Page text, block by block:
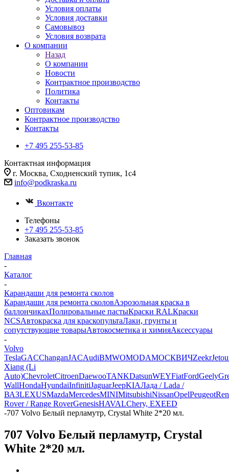
Условия оплаты
Условия доставки
Самовывоз
Условия возврата
О компании
Назад
О компании
Новости
Контрактное производство
Политика
Контакты
Оптовикам
Контрактное производство
Контакты
+7 495 255-53-85
Контактная информация
г. Москва, Сходненский тупик, 1с4
info@podkraska.ru
Вконтакте
Телефоны
+7 495 255-53-85
Заказать звонок
Главная
-
Каталог
-
Карандаши для ремонта сколов
Карандаши для ремонта сколовАэрозольная краска в
баллончикахПолировальные пастыКраски RALКраски
NCSАвтокраска для краскопультаЛаки, грунты и
сопутствующие товарыАвтокосметика и химияАксессуары
-
Volvo
TeslaGACChanganJACAudiBMWOMODAМОСКВИЧZeekr
Xiang (Li
Auto)ChevroletCitroenDaewooTANKDatsunWEYFiatFordGeely
WallHondaHyundaiInfinitiJaguarJeepKIAЛада / Lada /
ВАЗLEXUSMazdaMercedesMINIMitsubishiNissanOpelPeugeot
Rover / Range RoverGenesisHAVALChery, EXEED
-707 Volvo Белый перламутр, Crystal White 2*20 мл.
707 Volvo Белый перламутр, Crystal
White 2*20 мл.